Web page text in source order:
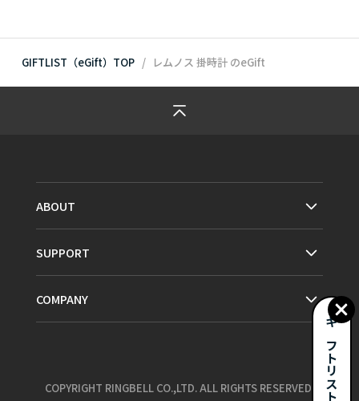
GIFTLIST（eGift）TOP レムノス 掛時計 のeGift
ABOUT
SUPPORT
COMPANY
COPYRIGHT RINGBELL CO.,LTD. ALL RIGHTS RESERVED.